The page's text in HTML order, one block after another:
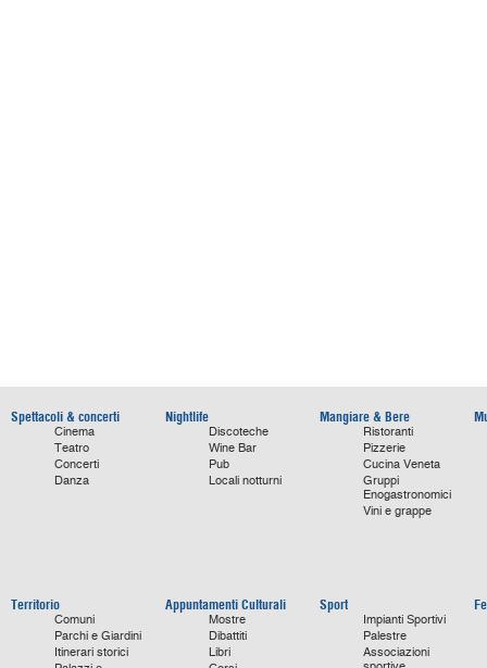
Spettacoli & concerti
Cinema
Teatro
Concerti
Danza
Nightlife
Discoteche
Wine Bar
Pub
Locali notturni
Mangiare & Bere
Ristoranti
Pizzerie
Cucina Veneta
Gruppi
Enogastronomici
Vini e grappe
Territorio
Comuni
Parchi e Giardini
Itinerari storici
Appuntamenti Culturali
Mostre
Dibattiti
Libri
Sport
Impianti Sportivi
Palestre
Associazioni